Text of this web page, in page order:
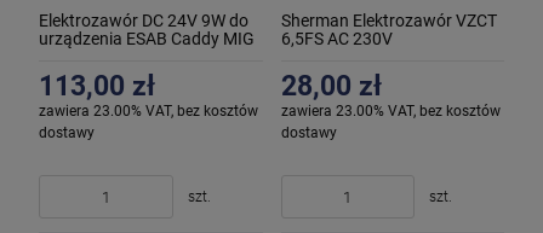
Elektrozawór DC 24V 9W do
urządzenia ESAB Caddy MIG
113,00 zł
zawiera 23.00% VAT, bez kosztów
dostawy
szt.
Sherman Elektrozawór VZCT
6,5FS AC 230V
28,00 zł
zawiera 23.00% VAT, bez kosztów
dostawy
szt.